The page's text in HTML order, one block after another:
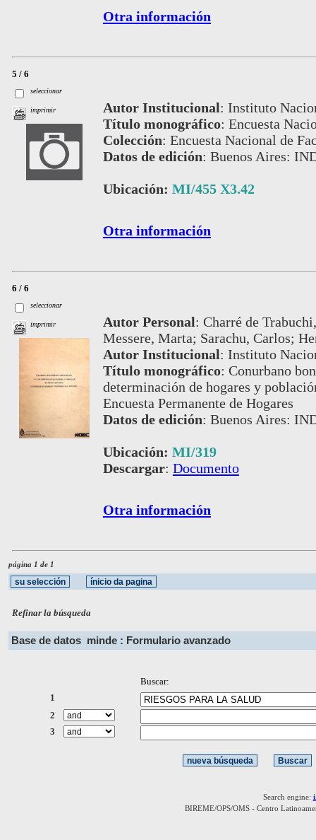
Otra información
5 / 6
seleccionar
imprimir Autor Institucional: Instituto
Título monográfico: Encuesta
Colección: Encuesta Nacional de
Datos de edición: Buenos Aires:
Ubicación: MI/455 X3.42
Otra información
6 / 6
seleccionar
imprimir Autor Personal: Charré de
Messere, Marta; Sarachu, Carlos;
Autor Institucional: Instituto
Título monográfico: Conurbano
determinación de hogares y
Encuesta Permanente de Hogares
Datos de edición: Buenos Aires:
Ubicación: MI/319
Descargar: Documento
Otra información
página 1 de 1
Refinar la búsqueda
Base de datos minde : Formulario avanzado
Buscar:
1
2
3
Search engine:
BIREME/OPS/OMS - Centro